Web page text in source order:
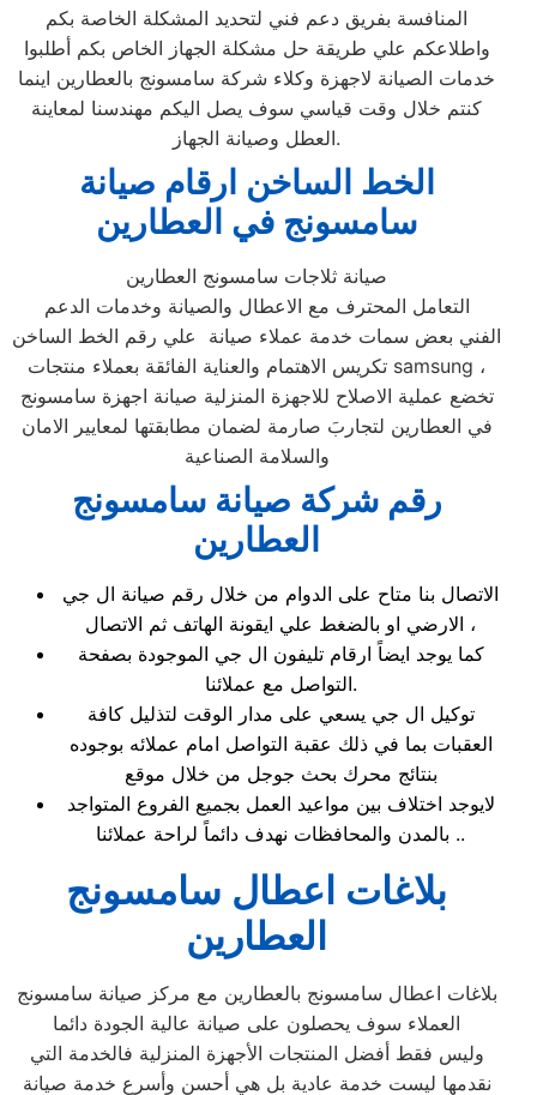
المنافسة بفريق دعم فني لتحديد المشكلة الخاصة بكم
واطلاعكم علي طريقة حل مشكلة الجهاز الخاص بكم أطلبوا
خدمات الصيانة لاجهزة وكلاء شركة سامسونج بالعطارين اينما
كنتم خلال وقت قياسي سوف يصل اليكم مهندسنا لمعاينة
العطل وصيانة الجهاز.
الخط الساخن ارقام صيانة
سامسونج في العطارين
صيانة ثلاجات سامسونج العطارين
التعامل المحترف مع الاعطال والصيانة وخدمات الدعم
الفني بعض سمات خدمة عملاء صيانة علي رقم الخط الساخن
تكريس الاهتمام والعناية الفائقة بعملاء منتجات samsung ،
تخضع عملية الاصلاح للاجهزة المنزلية صيانة اجهزة سامسونج
في العطارين لتجاربَ صارمة لضمان مطابقتها لمعايير الامان
والسلامة الصناعية
رقم شركة صيانة سامسونج
العطارين
الاتصال بنا متاح على الدوام من خلال رقم صيانة ال جي
الارضي او بالضغط علي ايقونة الهاتف ثم الاتصال ،
كما يوجد ايضاً ارقام تليفون ال جي الموجودة بصفحة
التواصل مع عملائنا.
توكيل ال جي يسعي على مدار الوقت لتذليل كافة
العقبات بما في ذلك عقبة التواصل امام عملائه بوجوده
بنتائج محرك بحث جوجل من خلال موقع
لايوجد اختلاف بين مواعيد العمل بجميع الفروع المتواجد
بالمدن والمحافظات نهدف دائماً لراحة عملائنا ..
بلاغات اعطال سامسونج
العطارين
بلاغات اعطال سامسونج بالعطارين مع مركز صيانة سامسونج
العملاء سوف يحصلون على صيانة عالية الجودة دائما
وليس فقط أفضل المنتجات الأجهزة المنزلية فالخدمة التي
نقدمها ليست خدمة عادية بل هي أحسن وأسرع خدمة صيانة